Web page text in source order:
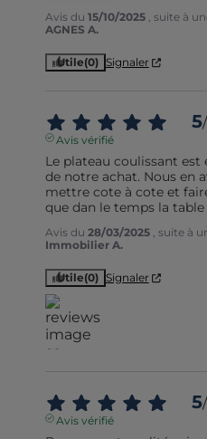
Avis du 15/10/2025 , suite à
AGNES A.
Utile(0) Signaler
5/
Avis vérifié
Le plateau coulissant
de notre achat. Nous en
mettre cote à cote et
que dan le temps la table
Avis du 28/03/2025 , suite à
Immobilier A.
Utile(0) Signaler
5/
Avis vérifié